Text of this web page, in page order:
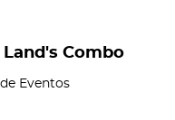
Combo
Eventos